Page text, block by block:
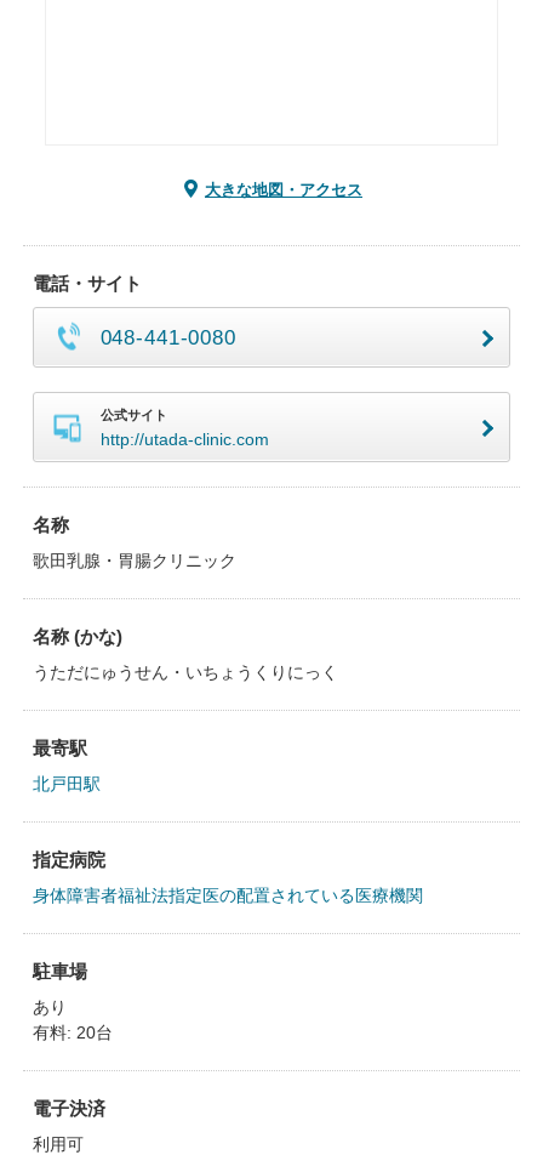
大きな地図・アクセス
電話・サイト
048-441-0080
公式サイト
http://utada-clinic.com
名称
歌田乳腺・胃腸クリニック
名称 (かな)
うただにゅうせん・いちょうくりにっく
最寄駅
北戸田駅
指定病院
身体障害者福祉法指定医の配置されている医療機関
駐車場
あり
有料: 20台
電子決済
利用可